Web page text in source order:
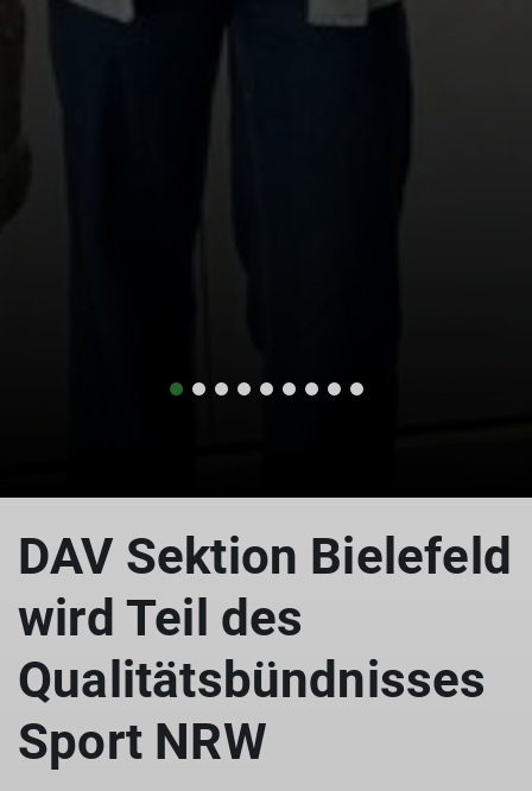
DAV Sektion Bielefeld
wird Teil des
Qualitätsbündnisses
Sport NRW